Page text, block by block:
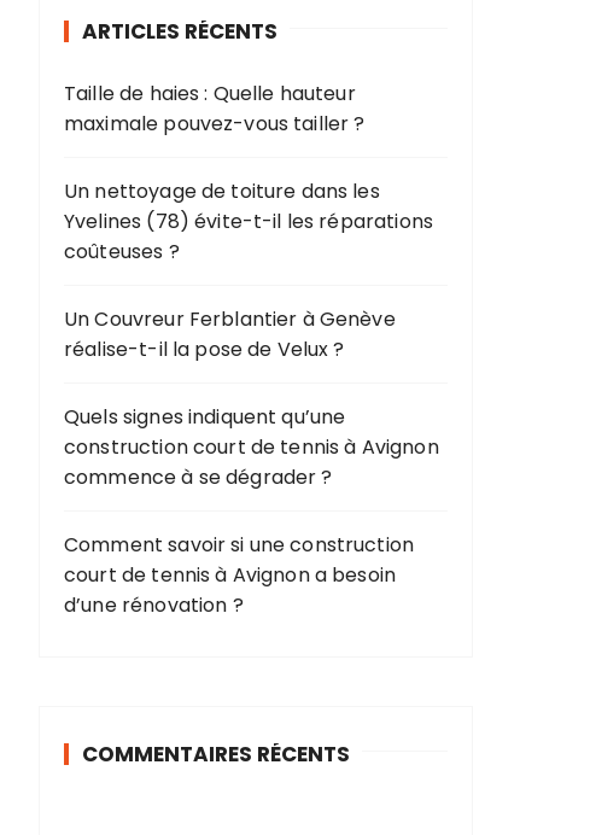
e
p
u
r
ARTICLES RÉCENTS
Taille de haies : Quelle hauteur
maximale pouvez-vous tailler ?
Un nettoyage de toiture dans les
Yvelines (78) évite-t-il les réparations
coûteuses ?
Un Couvreur Ferblantier à Genève
réalise-t-il la pose de Velux ?
Quels signes indiquent qu’une
construction court de tennis à Avignon
commence à se dégrader ?
Comment savoir si une construction
court de tennis à Avignon a besoin
d’une rénovation ?
COMMENTAIRES RÉCENTS